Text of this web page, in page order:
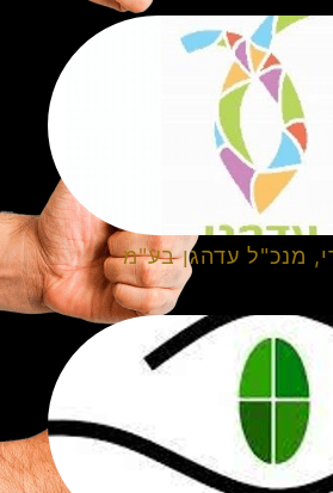
מנכ"ל עדהגן בע"מ